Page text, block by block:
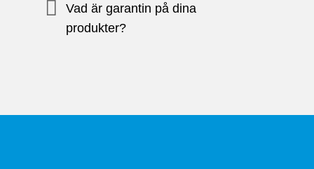
Vad är garantin på dina
produkter?